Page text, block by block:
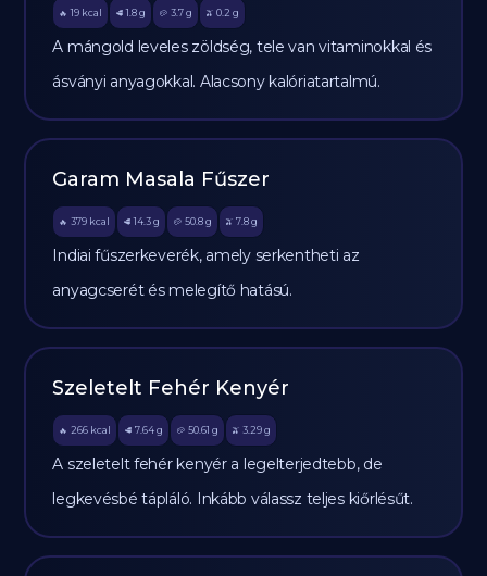
🔥 19 kcal 🥩 1.8 g 🥔 3.7g 🫒 0.2 g
A mángold leveles zöldség, tele van vitaminokkal és
ásványi anyagokkal. Alacsony kalóriatartalmú.
Garam Masala Fűszer
🔥 379 kcal 🥩 14.3 g 🥔 50.8g 🫒 7.8 g
Indiai fűszerkeverék, amely serkentheti az
anyagcserét és melegítő hatású.
Szeletelt Fehér Kenyér
🔥 266 kcal 🥩 7.64 g 🥔 50.61 g 🫒 3.29 g
A szeletelt fehér kenyér a legelterjedtebb, de
legkevésbé tápláló. Inkább válassz teljes kiőrlésűt.